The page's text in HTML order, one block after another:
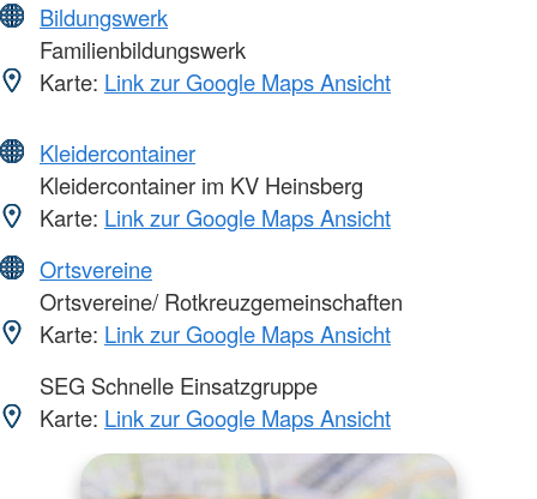
Bildungswerk
Familienbildungswerk
Karte: Link zur Google Maps Ansicht
Kleidercontainer
Kleidercontainer im KV Heinsberg
Karte: Link zur Google Maps Ansicht
Ortsvereine
Ortsvereine/ Rotkreuzgemeinschaften
Karte: Link zur Google Maps Ansicht
SEG Schnelle Einsatzgruppe
Karte: Link zur Google Maps Ansicht